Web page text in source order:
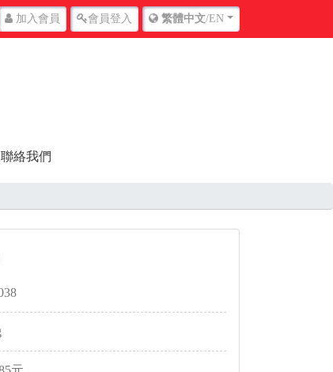
加入會員 會員登入 繁體中文/EN
聯絡我們